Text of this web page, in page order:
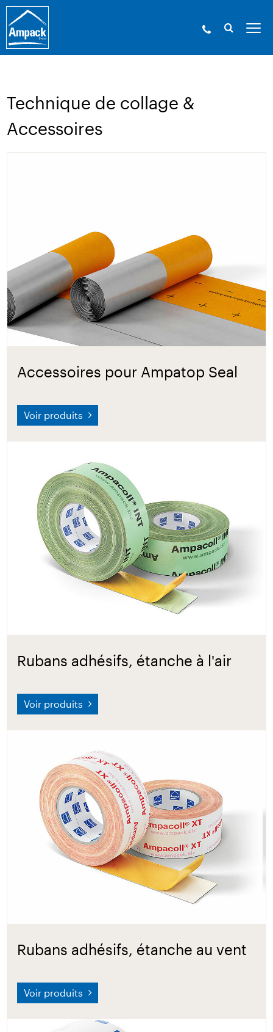
Ampack - Les experts de l’enveloppe du bâtiment. Depuis
1946.»Produits Technique de collage et accessoires
Technique de collage &
Accessoires
Accessoires pour Ampatop Seal
Voir produits
Rubans adhésifs, étanche à l'air
Voir produits
Rubans adhésifs, étanche au vent
Voir produits